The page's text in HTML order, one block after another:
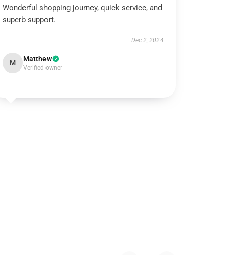
Wonderful shopping journey, quick service, and
superb support.
Dec 2, 2024
M Matthew
Verified owner